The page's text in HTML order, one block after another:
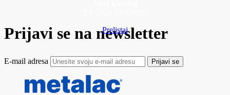
Prelistaj
Prijavi se na newsletter
E-mail adresa Prijavi se